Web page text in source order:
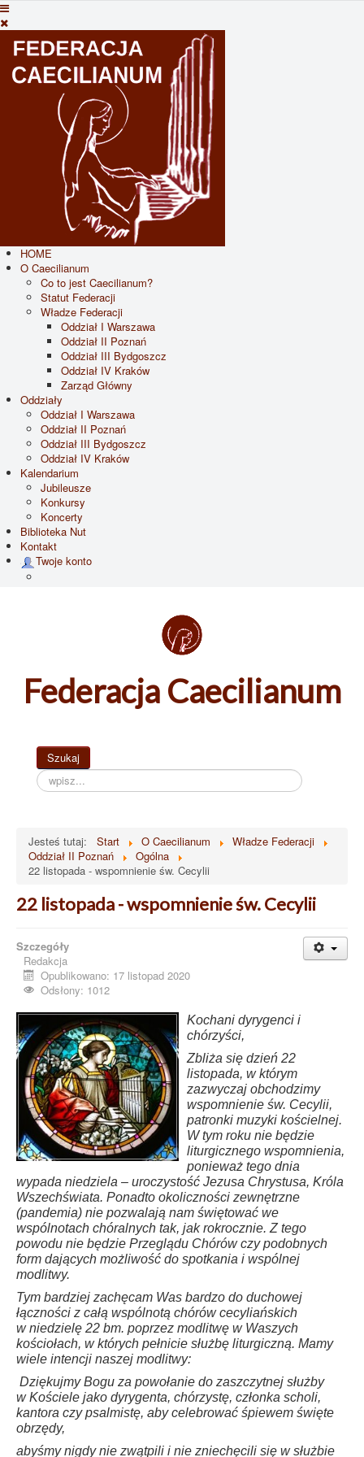
HOME
O Caecilianum
Co to jest Caecilianum?
Statut Federacji
Władze Federacji
Oddział I Warszawa
Oddział II Poznań
Oddział III Bydgoszcz
Oddział IV Kraków
Zarząd Główny
Oddziały
Oddział I Warszawa
Oddział II Poznań
Oddział III Bydgoszcz
Oddział IV Kraków
Kalendarium
Jubileusze
Konkursy
Koncerty
Biblioteka Nut
Kontakt
Twoje konto
Federacja Caecilianum
Szukaj
Jesteś tutaj: Start O Caecilianum
Władze Federacji
Oddział II Poznań
Ogólna
22 listopada - wspomnienie św. Cecylii
22 listopada - wspomnienie św. Cecylii
Szczegóły
Redakcja
Opublikowano: 17 listopad 2020
Odsłony: 1012
Kochani dyrygenci i
chórzyści,
Zbliża się dzień 22
listopada, w którym
zazwyczaj obchodzimy
wspomnienie św. Cecylii,
patronki muzyki kościelnej.
W tym roku nie będzie
liturgicznego wspomnienia,
ponieważ tego dnia
wypada niedziela – uroczystość Jezusa Chrystusa, Króla
Wszechświata. Ponadto okoliczności zewnętrzne
(pandemia) nie pozwalają nam świętować we
wspólnotach chóralnych tak, jak rokrocznie. Z tego
powodu nie będzie Przeglądu Chórów czy podobnych
form dających możliwość do spotkania i wspólnej
modlitwy.
Tym bardziej zachęcam Was bardzo do duchowej
łączności z całą wspólnotą chórów cecyliańskich
w niedzielę 22 bm. poprzez modlitwę w Waszych
kościołach, w których pełnicie służbę liturgiczną. Mamy
wiele intencji naszej modlitwy:
Dziękujmy Bogu za powołanie do zaszczytnej służby
w Kościele jako dyrygenta, chórzystę, członka scholi,
kantora czy psalmistę, aby celebrować śpiewem święte
obrzędy,
abyśmy nigdy nie zwątpili i nie zniechęcili się w służbie